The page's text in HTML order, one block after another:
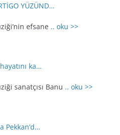
YÜZÜND…
efsane .. oku >>
ka…
sanatçısı Banu .. oku >>
Pekkan’d…